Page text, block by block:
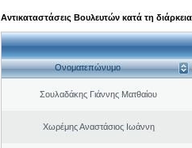
Αντικαταστάσεις Βουλευτών κατά τη
Ονοματεπώνυμο
Σουλαδάκης Γιάννης Ματθαίου
Χωρέμης Αναστάσιος Ιωάννη